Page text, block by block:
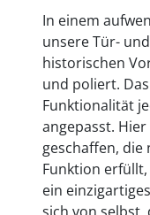
In einem
unsere Tür-
historischen
und poliert.
Funktionalität
angepasst.
geschaffen,
Funktion
ein